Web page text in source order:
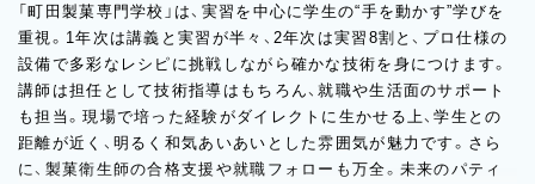
「町田製菓専門学校」は、実習を中心に学生の“手を動かす”学びを
重視。1年次は講義と実習が半々、2年次は実習8割と、プロ仕様の
設備で多彩なレシピに挑戦しながら確かな技術を身につけます。
講師は担任として技術指導はもちろん、就職や生活面のサポート
も担当。現場で培った経験がダイレクトに生かせる上、学生との
距離が近く、明るく和気あいあいとした雰囲気が魅力です。さら
に、製菓衛生師の合格支援や就職フォローも万全。未来のパティ